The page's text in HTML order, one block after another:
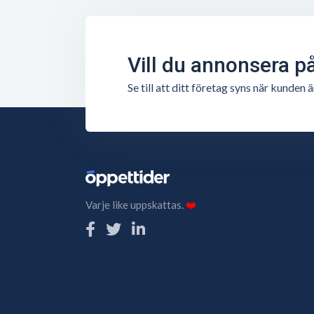
Vill du annonsera
Se till att ditt företag syns när kunden
Varje like uppskattas.❤️